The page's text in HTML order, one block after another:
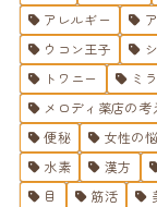
アレルギー
ウコン王子
トワニー
ミ
メロディ薬店の考
便秘
女性の
水素
漢方
目
筋活